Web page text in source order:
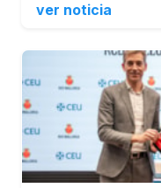
ver noticia